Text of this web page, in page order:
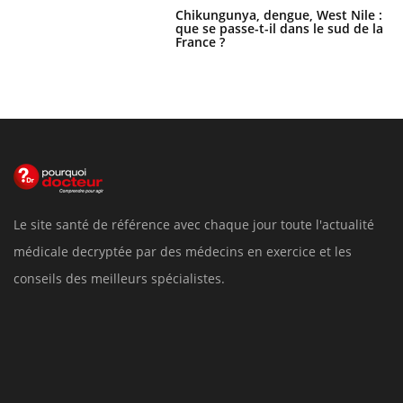
Chikungunya, dengue, West Nile :
que se passe-t-il dans le sud de la
France ?
Le site santé de référence avec chaque jour toute l'actualité
médicale decryptée par des médecins en exercice et les
conseils des meilleurs spécialistes.